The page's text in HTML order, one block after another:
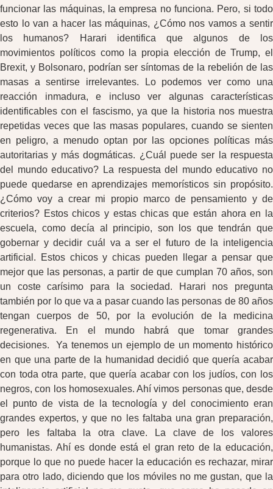
funcionar las máquinas, la empresa no funciona. Pero, si todo
esto lo van a hacer las máquinas, ¿Cómo nos vamos a sentir
los humanos? Harari identifica que algunos de los
movimientos políticos como la propia elección de Trump, el
Brexit, y Bolsonaro, podrían ser síntomas de la rebelión de las
masas a sentirse irrelevantes. Lo podemos ver como una
reacción inmadura, e incluso ver algunas características
identificables con el fascismo, ya que la historia nos muestra
repetidas veces que las masas populares, cuando se sienten
en peligro, a menudo optan por las opciones políticas más
autoritarias y más dogmáticas. ¿Cuál puede ser la respuesta
del mundo educativo? La respuesta del mundo educativo no
puede quedarse en aprendizajes memorísticos sin propósito.
¿Cómo voy a crear mi propio marco de pensamiento y de
criterios? Estos chicos y estas chicas que están ahora en la
escuela, como decía al principio, son los que tendrán que
gobernar y decidir cuál va a ser el futuro de la inteligencia
artificial. Estos chicos y chicas pueden llegar a pensar que
mejor que las personas, a partir de que cumplan 70 años, son
un coste carísimo para la sociedad. Harari nos pregunta
también por lo que va a pasar cuando las personas de 80 años
tengan cuerpos de 50, por la evolución de la medicina
regenerativa. En el mundo habrá que tomar grandes
decisiones. Ya tenemos un ejemplo de un momento histórico
en que una parte de la humanidad decidió que quería acabar
con toda otra parte, que quería acabar con los judíos, con los
negros, con los homosexuales. Ahí vimos personas que, desde
el punto de vista de la tecnología y del conocimiento eran
grandes expertos, y que no les faltaba una gran preparación,
pero les faltaba la otra clave. La clave de los valores
humanistas. Ahí es donde está el gran reto de la educación,
porque lo que no puede hacer la educación es rechazar, mirar
para otro lado, diciendo que los móviles no me gustan, que la